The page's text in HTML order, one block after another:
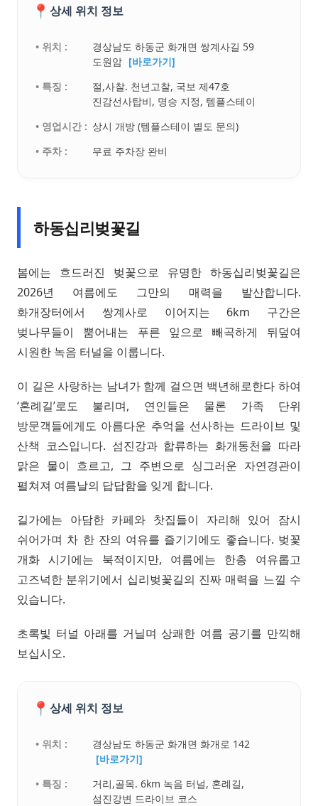
📍 상세 위치 정보
• 위치 :
경상남도 하동군 화개면 쌍계사길 59
도원암 [바로가기]
• 특징 :
절,사찰. 천년고찰, 국보 제47호
진감선사탑비, 명승 지정, 템플스테이
• 영업시간 : 상시 개방 (템플스테이 별도 문의)
• 주차 :
무료 주차장 완비
하동십리벚꽃길
봄에는 흐드러진 벚꽃으로 유명한 하동십리벚꽃길은
2026년 여름에도 그만의 매력을 발산합니다.
화개장터에서 쌍계사로 이어지는 6km 구간은
벚나무들이 뿜어내는 푸른 잎으로 빼곡하게 뒤덮여
시원한 녹음 터널을 이룹니다.
이 길은 사랑하는 남녀가 함께 걸으면 백년해로한다 하여
‘혼례길’로도 불리며, 연인들은 물론 가족 단위
방문객들에게도 아름다운 추억을 선사하는 드라이브 및
산책 코스입니다. 섬진강과 합류하는 화개동천을 따라
맑은 물이 흐르고, 그 주변으로 싱그러운 자연경관이
펼쳐져 여름날의 답답함을 잊게 합니다.
길가에는 아담한 카페와 찻집들이 자리해 있어 잠시
쉬어가며 차 한 잔의 여유를 즐기기에도 좋습니다. 벚꽃
개화 시기에는 북적이지만, 여름에는 한층 여유롭고
고즈넉한 분위기에서 십리벚꽃길의 진짜 매력을 느낄 수
있습니다.
초록빛 터널 아래를 거닐며 상쾌한 여름 공기를 만끽해
보십시오.
📍 상세 위치 정보
• 위치 :
경상남도 하동군 화개면 화개로 142
[바로가기]
• 특징 :
거리,골목. 6km 녹음 터널, 혼례길,
섬진강변 드라이브 코스